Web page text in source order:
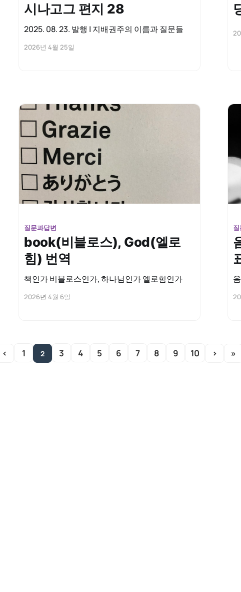
시나고그 편지 28
2025. 08. 23. 발행 | 지배권주의 이름과 질문들
2026년 4월 25일
질문과답변
book(비블로스), God(엘로
힘) 번역
책인가 비블로스인가, 하나님인가 엘로힘인가
2026년 4월 6일
‹ 1 2 3 4 5 6 7 8 9 10 › »